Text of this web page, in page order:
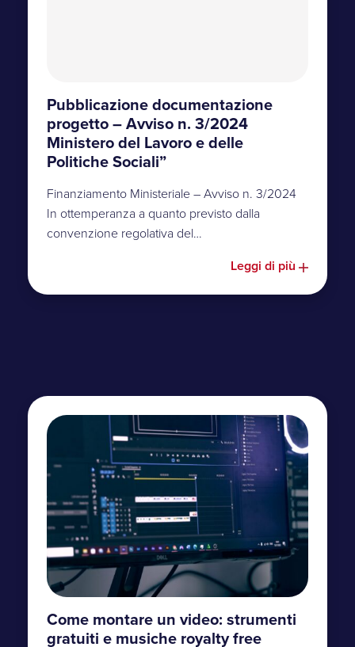
Pubblicazione documentazione
progetto – Avviso n. 3/2024
Ministero del Lavoro e delle
Politiche Sociali”
Finanziamento Ministeriale – Avviso n. 3/2024
In ottemperanza a quanto previsto dalla
convenzione regolativa del…
Leggi di più
Come montare un video: strumenti
gratuiti e musiche royalty free